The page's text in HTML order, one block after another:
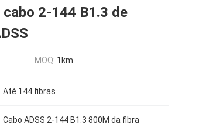
2-144 B1.3 de
MOQ: 1km
Até 144 fibras
Cabo ADSS 2-144 B1.3 800M da fibra